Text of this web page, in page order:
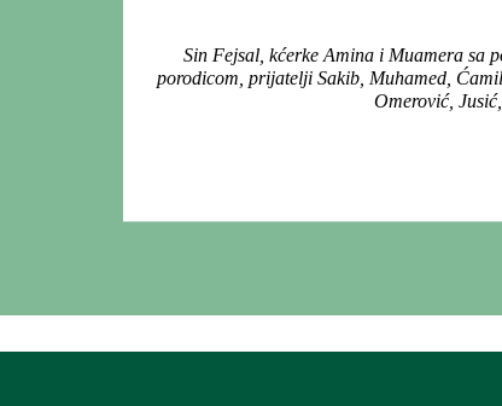
Sin Fejsal, kćerke Amina i Muamera sa
porodicom, prijatelji Sakib, Muhamed,
Omerović,